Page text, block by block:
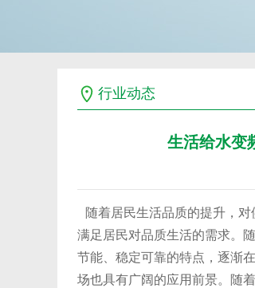
行业动态
生活给水变
随着居民生活品质的提升，对
满足居民对品质生活的需求。
节能、稳定可靠的特点，逐渐
场也具有广阔的应用前景。随